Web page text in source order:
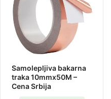
Samolepljiva bakarna
traka 10mmx50M –
Cena Srbija